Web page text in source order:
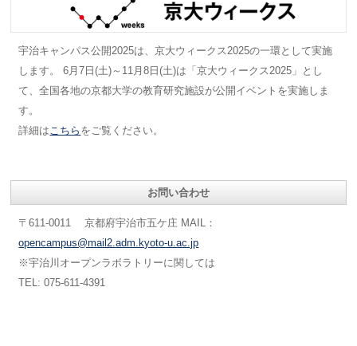
宇治キャンパス公開2025は、京大ウィークス2025の一環として実施
します。 6月7日(土)～11月8日(土)は「京大ウィークス2025」とし
て、全国各地の京都大学の教育研究施設が公開イベントを実施しま
す。
詳細は こちら をご覧ください。
お問い合わせ
〒611-0011 京都府宇治市五ケ庄 MAIL：
opencampus@mail2.adm.kyoto-u.ac.jp
※宇治川オープンラボラトリーに関しては
TEL: 075-611-4391